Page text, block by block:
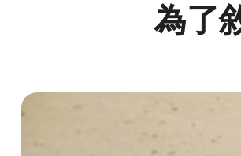
為了